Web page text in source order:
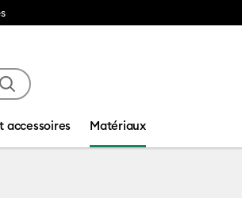
accessoires Matériaux